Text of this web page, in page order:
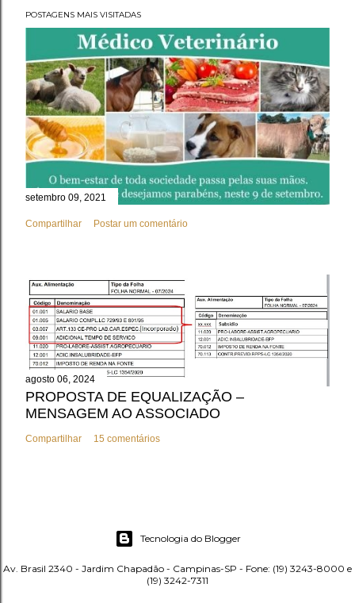
a
o
m
e
n
t
á
r
i
o
POSTAGENS MAIS VISITADAS
setembro 09, 2021
Compartilhar Postar um comentário
agosto 06, 2024
PROPOSTA DE EQUALIZAÇÃO –
MENSAGEM AO ASSOCIADO
Compartilhar 15 comentários
Tecnologia do Blogger
Av. Brasil 2340 - Jardim Chapadão - Campinas-SP - Fone: (19) 3243-8000 e
(19) 3242-7311